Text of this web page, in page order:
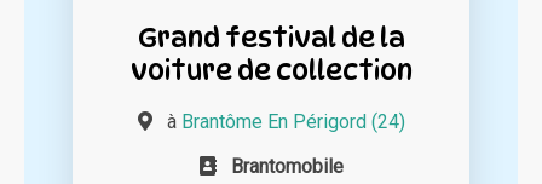
Grand festival de la
voiture de collection
à Brantôme En Périgord (24)
Brantomobile